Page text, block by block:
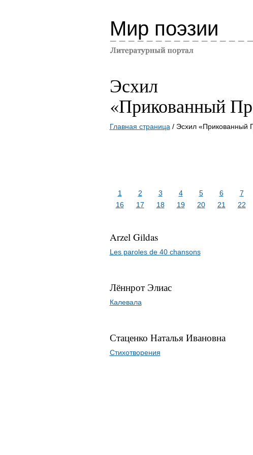
Мир поэзии
Эсхил
«Прикованный
Главная страница / Эсхил «Прикованный
1 2 3 4 5 6 7
16
17 18 19 20 21 22
Arzel Gildas
Les paroles de 40 chansons
Лённрот Элиас
Калевала
Стаценко Наталья Ивановна
Стихотворения